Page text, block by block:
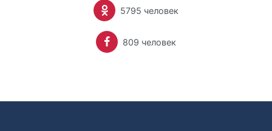
5795 человек
809 человек